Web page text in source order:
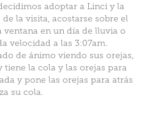
adoptar a Linci y la
la visita, acostarse sobre el
ventana en un día de lluvia o
velocidad a las 3:07am.
de ánimo viendo sus orejas,
tiene la cola y las orejas para
y pone las orejas para atrás
su cola.